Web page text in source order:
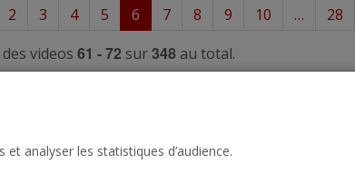
2 3 4 5 6 7 8 9 10 … 28
videos 61 - 72 sur348au total.
analyser les statistiques d’audience.